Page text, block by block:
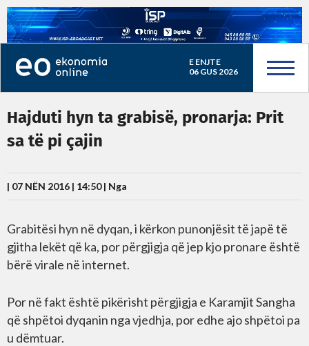
E ENJTE
06 GUS 2026
Hajduti hyn ta grabisë, pronarja: Prit
sa të pi çajin
| 07 NËN 2016 | 14:50 | Nga
Grabitësi hyn në dyqan, i kërkon punonjësit të japë të
gjitha lekët që ka, por përgjigja që jep kjo pronare është
bërë virale në internet.
Por në fakt është pikërisht përgjigja e Karamjit Sangha
që shpëtoi dyqanin nga vjedhja, por edhe ajo shpëtoi pa
u dëmtuar.